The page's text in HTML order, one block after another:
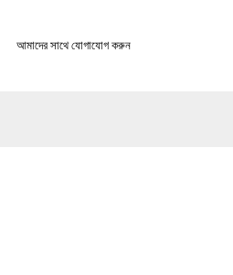
আমাদের সাথে যোগাযোগ করুন